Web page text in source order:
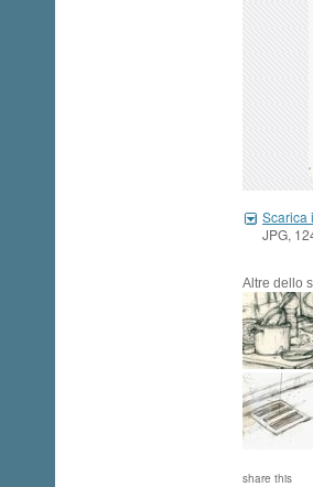
Scarica
JPG,
Altre dello
share this